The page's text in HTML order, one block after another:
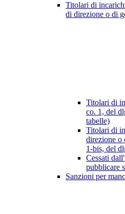
Titolari di
di direzione o di
Titolari di
co. 1, del
tabelle)
Titolari di
direzione o
1-bis, del
Cessati
pubblicare
Sanzioni per